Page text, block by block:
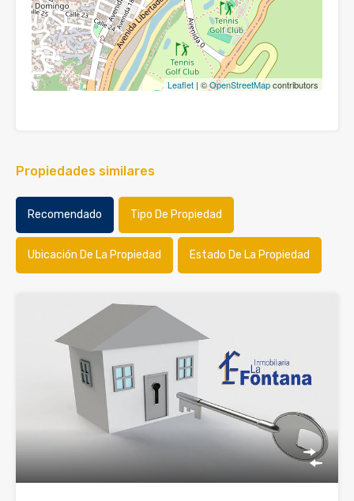
Leaflet | ©OpenStreetMapcontributors
Propiedades similares
Recomendado Tipo De Propiedad
Ubicación De La Propiedad Estado De La Propiedad